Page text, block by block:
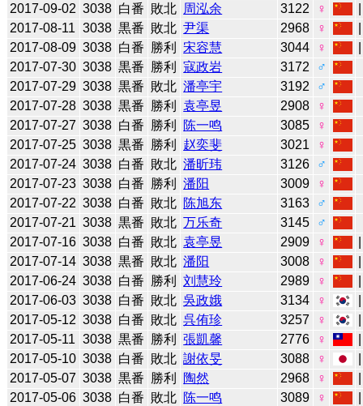
2017-09-02 3038 白番 敗北 周泓余 3122 ♀
2017-08-11 3038 黒番 敗北 尹渠 2968 ♀
2017-08-09 3038 白番 勝利 宋容慧 3044 ♀
2017-07-30 3038 黒番 勝利 寇政岩 3172
♂
2017-07-29 3038 黒番 敗北 潘亭宇 3192
♂
2017-07-28 3038 黒番 勝利 袁亭昱 2908
♀
2017-07-27 3038 白番 勝利 陈一鸣 3085
♀
2017-07-25 3038 黒番 勝利 赵奕斐 3021
♀
2017-07-24 3038 白番 敗北 潘昕玮 3126
♂
2017-07-23 3038 白番 勝利 潘阳 3009
♀
2017-07-22 3038 白番 敗北 陈旭东 3163
♂
2017-07-21 3038 黒番 敗北 万乐奇 3145
♂
2017-07-16 3038 白番 敗北 袁亭昱 2909 ♀
2017-07-14 3038 黒番 敗北 潘阳 3008 ♀
2017-06-24 3038 白番 勝利 刘慧玲 2989 ♀
2017-06-03 3038 白番 敗北 吳政娥 3134 ♀
2017-05-12 3038 白番 敗北 呉侑珍 3257 ♀
2017-05-11 3038 黒番 勝利 張凱馨 2776 ♀
2017-05-10 3038 白番 敗北 謝依旻 3088 ♀
2017-05-07 3038 黒番 勝利 陶然 2968 ♀
2017-05-06 3038 白番 敗北 陈一鸣 3089 ♀